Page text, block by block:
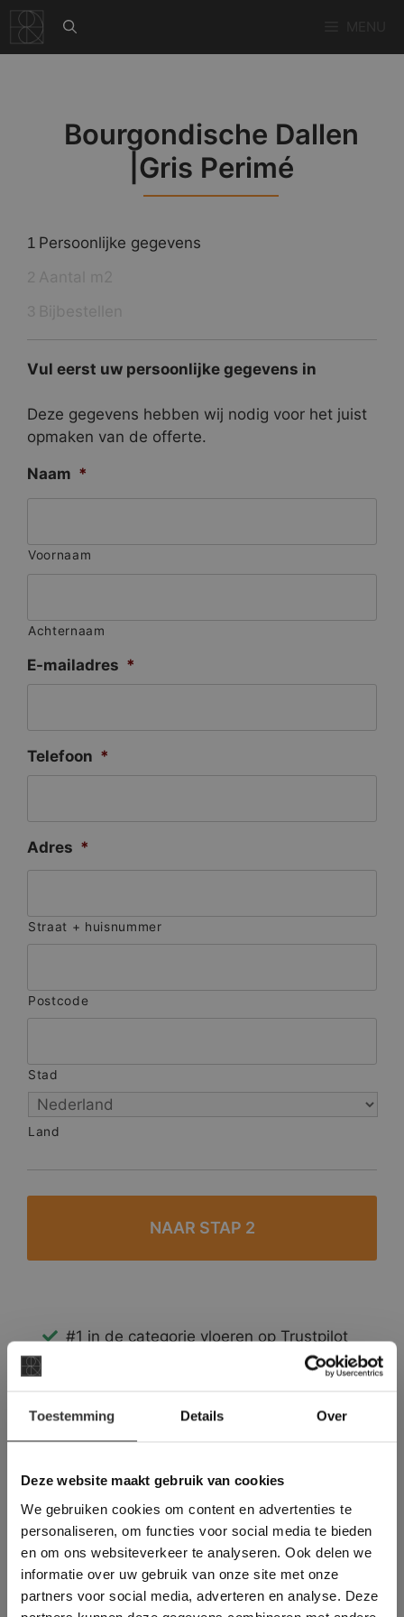
Toestemming Details Over
Deze website maakt gebruik van cookies
We gebruiken cookies om content en advertenties te
personaliseren, om functies voor social media te bieden
en om ons websiteverkeer te analyseren. Ook delen we
informatie over uw gebruik van onze site met onze
partners voor social media, adverteren en analyse. Deze
naar
de
Bourgondische Dallen
|Gris Perimé
1 Persoonlijke gegevens
Vul eerst uw persoonlijke gegevens in
Deze gegevens hebben wij nodig voor het juist
opmaken van de offerte.
Naam *
Voornaam
Achternaam
E-mailadres *
Telefoon *
Adres *
Straat + huisnummer
Postcode
Stad
Land
#1 in de categorie vloeren op Trustpilot
Binnen 24 uur een passende offerte
Meer dan 500 m2 showroom
Deze website maakt
gebruik van cookies.
This Cookie Banner was deleted and is no
longer working. Please contact the website
administrator.
Deze website gebruikt cookies om de
gebruikerservaring te verbeteren. Door
gebruik te maken van onze website geeft u
toestemming voor alle cookies in
overeenstemming met ons cookiebeleid.Lees
verder